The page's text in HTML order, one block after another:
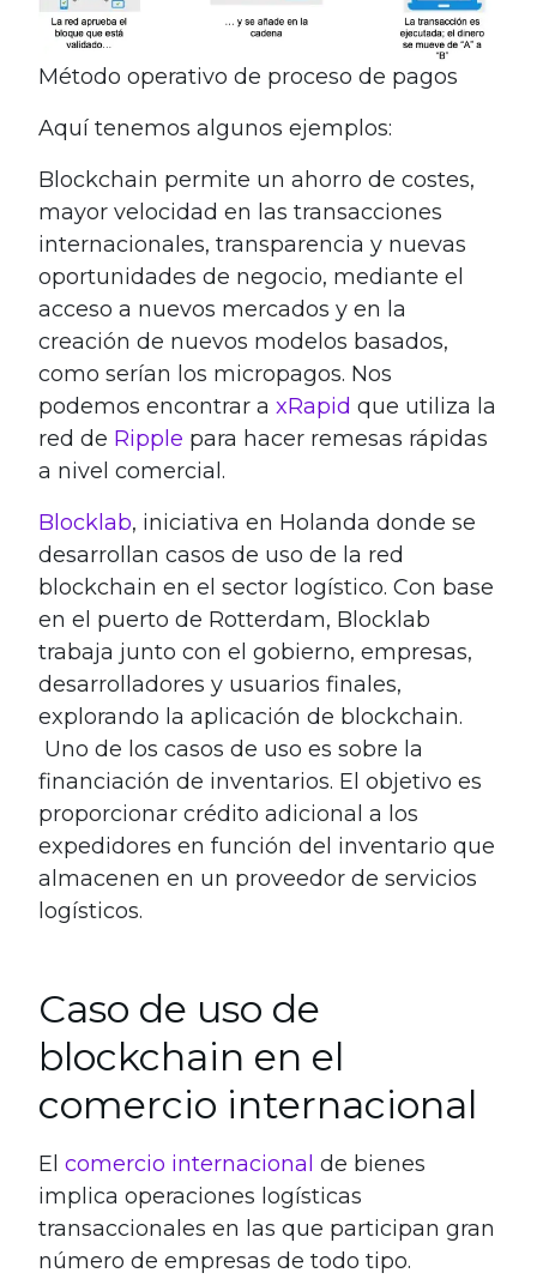
Método operativo de proceso de pagos
Aquí tenemos algunos ejemplos:
Blockchain permite un ahorro de costes,
mayor velocidad en las transacciones
internacionales, transparencia y nuevas
oportunidades de negocio, mediante el
acceso a nuevos mercados y en la
creación de nuevos modelos basados,
como serían los micropagos. Nos
podemos encontrar a xRapid que utiliza la
red de Ripple para hacer remesas rápidas
a nivel comercial.
Blocklab, iniciativa en Holanda donde se
desarrollan casos de uso de la red
blockchain en el sector logístico. Con base
en el puerto de Rotterdam, Blocklab
trabaja junto con el gobierno, empresas,
desarrolladores y usuarios finales,
explorando la aplicación de blockchain.
Uno de los casos de uso es sobre la
financiación de inventarios. El objetivo es
proporcionar crédito adicional a los
expedidores en función del inventario que
almacenen en un proveedor de servicios
logísticos.
Caso de uso de
blockchain en el
comercio internacional
El comercio internacional de bienes
implica operaciones logísticas
transaccionales en las que participan gran
número de empresas de todo tipo.